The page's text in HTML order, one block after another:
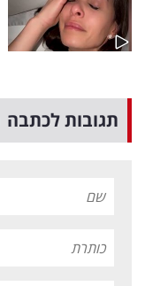
תגובות לכתבה